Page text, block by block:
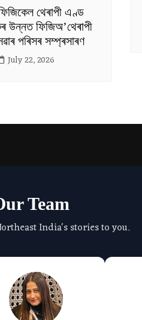
থেৰাপী এণ্ড
উন্নত ফিজিঅ’থেৰাপী
পৰিসৰ সম্প্ৰসাৰণ
July 22, 2026
Team
India's stories to you.